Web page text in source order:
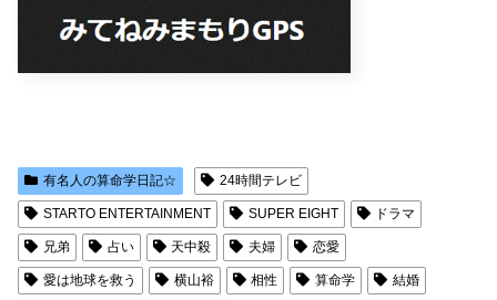
有名人の算命学日記☆ 24時間テレビ
STARTO ENTERTAINMENT SUPER EIGHT ドラマ
兄弟 占い 天中殺 夫婦 恋愛
愛は地球を救う 横山裕 相性 算命学 結婚